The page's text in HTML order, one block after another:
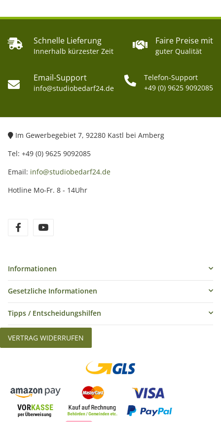
Schnelle Lieferung
Innerhalb kürzester Zeit
Faire Preise mit
guter Qualität
Email-Support
info@studiobedarf24.de
Telefon-Support
+49 (0) 9625 9092085
Im Gewerbegebiet 7, 92280 Kastl bei Amberg
Tel: +49 (0) 9625 9092085
Email: info@studiobedarf24.de
Hotline Mo-Fr. 8 - 14Uhr
Informationen
Gesetzliche Informationen
Tipps / Entscheidungshilfen
VERTRAG WIDERRUFEN